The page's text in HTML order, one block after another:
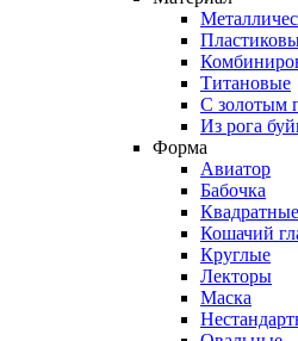
Титановые
С золотым
Из рога
Форма
Авиатор
Бабочка
Квадратные
Кошачий
Круглые
Лекторы
Маска